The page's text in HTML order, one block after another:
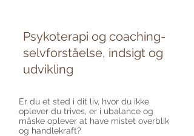
Psykoterapi og coaching-
selvforståelse, indsigt og
udvikling
Er du et sted i dit liv, hvor du ikke
oplever du trives, er i ubalance og
måske oplever at have mistet overblik
og handlekraft?